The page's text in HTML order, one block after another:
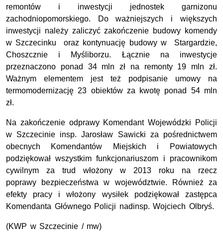
remontów i inwestycji jednostek garnizonu
zachodniopomorskiego. Do ważniejszych i większych
inwestycji należy zaliczyć zakończenie budowy komendy
w Szczecinku oraz kontynuację budowy w Stargardzie,
Choszcznie i Myśliborzu. Łącznie na inwestycje
przeznaczono ponad 34 mln zł na remonty 19 mln zł.
Ważnym elementem jest też podpisanie umowy na
termomodernizację 23 obiektów za kwotę ponad 54 mln
zł.
Na zakończenie odprawy Komendant Wojewódzki Policji
w Szczecinie insp. Jarosław Sawicki za pośrednictwem
obecnych Komendantów Miejskich i Powiatowych
podziękował wszystkim funkcjonariuszom i pracownikom
cywilnym za trud włożony w 2013 roku na rzecz
poprawy bezpieczeństwa w województwie. Również za
efekty pracy i włożony wysiłek podziękował zastępca
Komendanta Głównego Policji nadinsp. Wojciech Olbryś.
(KWP w Szczecinie / mw)